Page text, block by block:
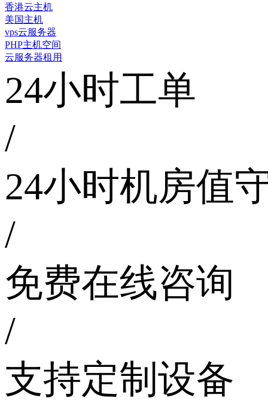
香港云主机
美国主机
vps云服务器
PHP主机空间
云服务器租用
24小时工单
/
24小时机房值
/
免费在线咨询
/
支持定制设备